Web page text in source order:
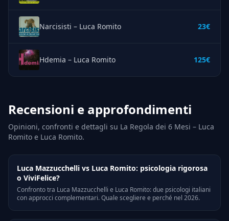
Narcisisti – Luca Romito 23€
Hdemia – Luca Romito 125€
Recensioni e approfondimenti
Opinioni, confronti e dettagli su La Regola dei 6 Mesi – Luca
Romito e Luca Romito.
Luca Mazzucchelli vs Luca Romito: psicologia rigorosa
o ViviFelice?
Confronto tra Luca Mazzucchelli e Luca Romito: due psicologi italiani
con approcci complementari. Quale scegliere e perché nel 2026.